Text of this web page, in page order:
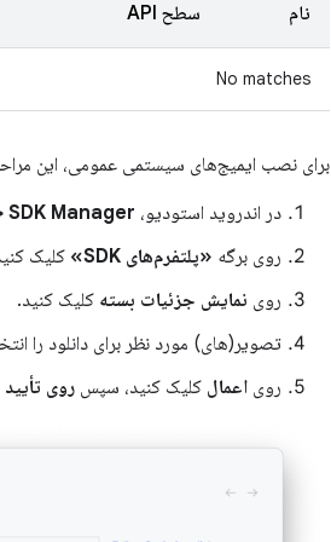
نام سطح API
No matches
برای نصب ایمیج‌های سیستمی عمومی، این
در اندروید استودیو، SDK Manager
روی برگه «پلتفرم‌های SDK»
کلیک
روی نمایش جزئیات بسته کلیک کنید.
تصویر(های) مورد نظر برای دانلود را
روی اعمال کلیک کنید، سپس روی تأیید